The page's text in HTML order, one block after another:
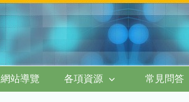
網站導覽 各項資源 常見問答